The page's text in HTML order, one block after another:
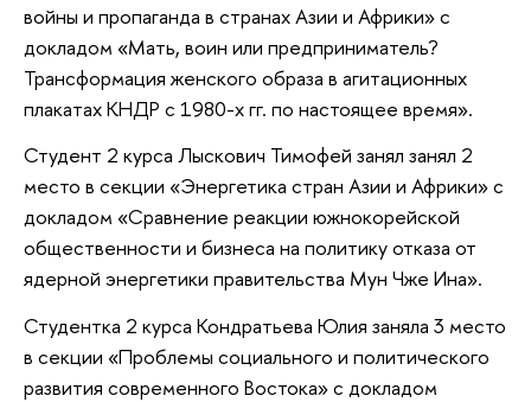
войны и пропаганда в странах Азии и Африки» с
докладом «Мать, воин или предприниматель?
Трансформация женского образа в агитационных
плакатах КНДР с 1980-х гг. по настоящее время».
Студент 2 курса Лыскович Тимофей занял занял 2
место в секции «Энергетика стран Азии и Африки» с
докладом «Сравнение реакции южнокорейской
общественности и бизнеса на политику отказа от
ядерной энергетики правительства Мун Чже Ина».
Студентка 2 курса Кондратьева Юлия заняла 3 место
в секции «Проблемы социального и политического
развития современного Востока» с докладом